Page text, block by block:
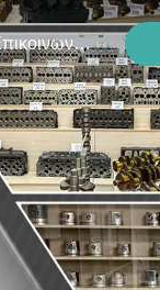
Επικοινωνήστε Μαζί Μας